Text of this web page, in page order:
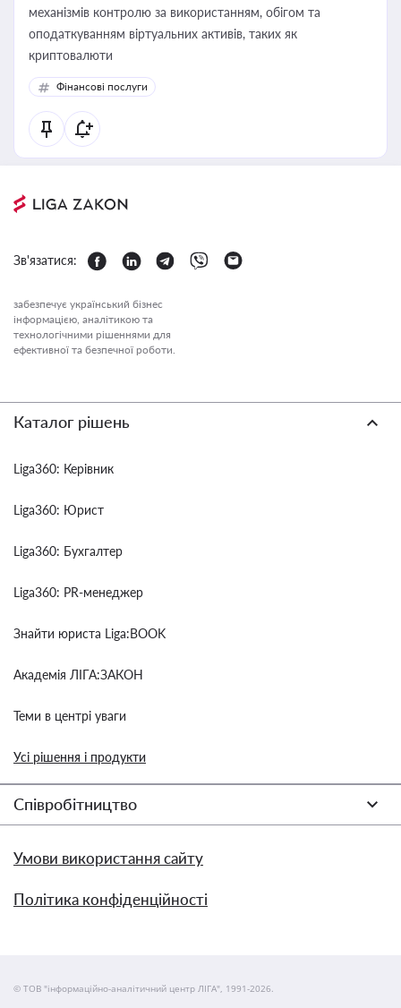
механізмів контролю за використанням, обігом та
оподаткуванням віртуальних активів, таких як
криптовалюти
Фінансові послуги
Зв'язатися:
забезпечує український бізнес
інформацією, аналітикою та
технологічними рішеннями для
ефективної та безпечної роботи.
Каталог рішень
Liga360: Керівник
Liga360: Юрист
Liga360: Бухгалтер
Liga360: PR-менеджер
Знайти юриста Liga:BOOK
Академія ЛІГА:ЗАКОН
Теми в центрі уваги
Усі рішення і продукти
Співробітництво
Умови використання сайту
Політика конфіденційності
© ТОВ "інформаційно-аналітичний центр ЛІГА", 1991-2026.